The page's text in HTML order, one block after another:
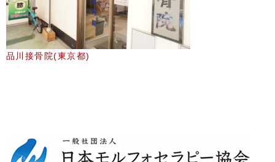
品川接骨院(東京都)